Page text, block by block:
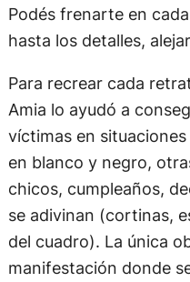
Podés frenarte en
hasta los detalles,
Para recrear cada
Amia lo ayudó a
víctimas en
en blanco y negro,
chicos, cumpleaños,
se adivinan (cortinas,
del cuadro). La única
manifestación donde